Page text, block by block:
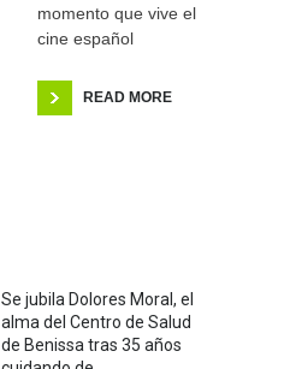
momento que vive el
cine español
READ MORE
Se jubila Dolores Moral, el
alma del Centro de Salud
de Benissa tras 35 años